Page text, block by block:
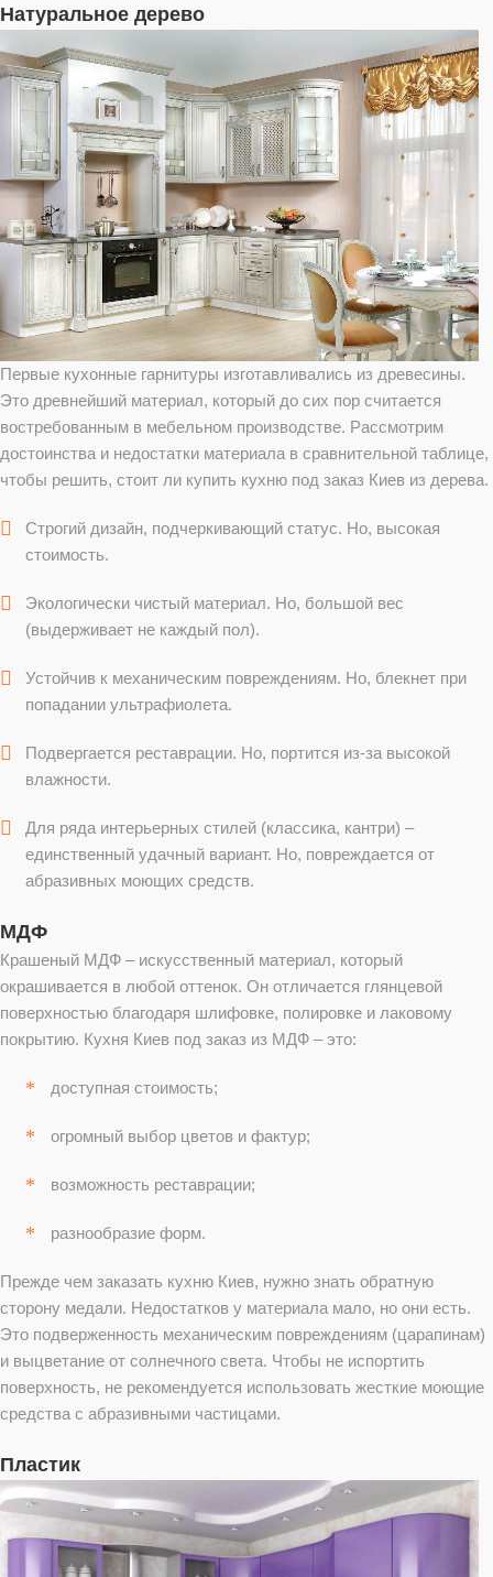
Натуральное дерево
Первые кухонные гарнитуры изготавливались из древесины.
Это древнейший материал, который до сих пор считается
востребованным в мебельном производстве. Рассмотрим
достоинства и недостатки материала в сравнительной таблице,
чтобы решить, стоит ли купить кухню под заказ Киев из дерева.
Строгий дизайн, подчеркивающий статус. Но, высокая
стоимость.
Экологически чистый материал. Но, большой вес
(выдерживает не каждый пол).
Устойчив к механическим повреждениям. Но, блекнет при
попадании ультрафиолета.
Подвергается реставрации. Но, портится из-за высокой
влажности.
Для ряда интерьерных стилей (классика, кантри) –
единственный удачный вариант. Но, повреждается от
абразивных моющих средств.
МДФ
Крашеный МДФ – искусственный материал, который
окрашивается в любой оттенок. Он отличается глянцевой
поверхностью благодаря шлифовке, полировке и лаковому
покрытию. Кухня Киев под заказ из МДФ – это:
доступная стоимость;
огромный выбор цветов и фактур;
возможность реставрации;
разнообразие форм.
Прежде чем заказать кухню Киев, нужно знать обратную
сторону медали. Недостатков у материала мало, но они есть.
Это подверженность механическим повреждениям (царапинам)
и выцветание от солнечного света. Чтобы не испортить
поверхность, не рекомендуется использовать жесткие моющие
средства с абразивными частицами.
Пластик